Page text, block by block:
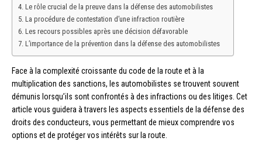
Le rôle crucial de la preuve dans la défense des automobilistes
La procédure de contestation d’une infraction routière
Les recours possibles après une décision défavorable
L’importance de la prévention dans la défense des automobilistes
Face à la complexité croissante du code de la route et à la
multiplication des sanctions, les automobilistes se trouvent souvent
démunis lorsqu’ils sont confrontés à des infractions ou des litiges. Cet
article vous guidera à travers les aspects essentiels de la défense des
droits des conducteurs, vous permettant de mieux comprendre vos
options et de protéger vos intérêts sur la route.